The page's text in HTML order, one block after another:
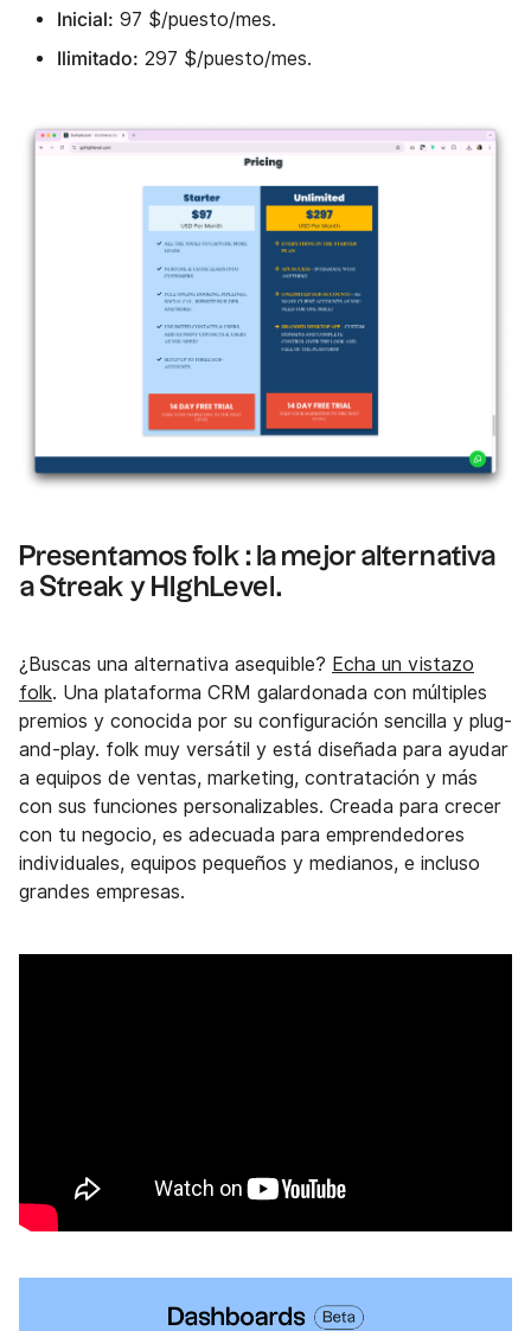
Inicial: 97 $/puesto/mes.
Ilimitado: 297 $/puesto/mes.
Presentamos folk : la mejor alternativa
a Streak y HIghLevel.
¿Buscas una alternativa asequible? Echa un vistazo
folk. Una plataforma CRM galardonada con múltiples
premios y conocida por su configuración sencilla y plug-
and-play. folk muy versátil y está diseñada para ayudar
a equipos de ventas, marketing, contratación y más
con sus funciones personalizables. Creada para crecer
con tu negocio, es adecuada para emprendedores
individuales, equipos pequeños y medianos, e incluso
grandes empresas.